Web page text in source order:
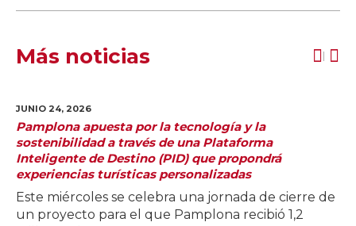
Más noticias
JUNIO 24, 2026
Pamplona apuesta por la tecnología y la
sostenibilidad a través de una Plataforma
Inteligente de Destino (PID) que propondrá
experiencias turísticas personalizadas
Este miércoles se celebra una jornada de cierre de
un proyecto para el que Pamplona recibió 1,2